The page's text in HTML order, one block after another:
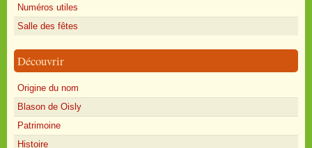
Numéros utiles
Salle des fêtes
Découvrir
Origine du nom
Blason de Oisly
Patrimoine
Histoire